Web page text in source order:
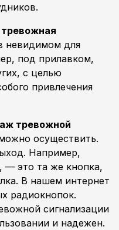
тревожная
невидимом для
под прилавком,
с целью
привлечения
тревожной
осуществить.
Например,
— это та же кнопка,
В нашем интернет
радиокнопок.
сигнализации
и надежен.